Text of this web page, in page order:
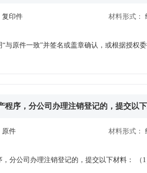
复印件 材料形式：
与原件一致”并签名或盖章确认，或根据授权
序，分公司办理注销登记的，提交以下
原件 材料形式：
分公司办理注销登记的，提交以下材料：